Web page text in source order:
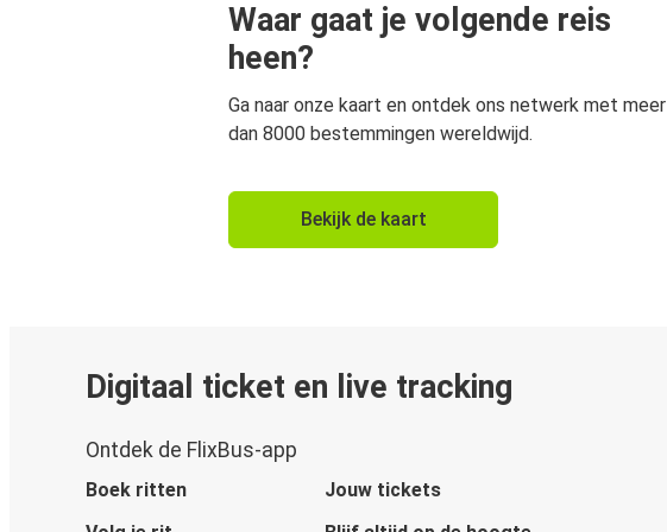
Waar gaat je volgende reis
heen?
Ga naar onze kaart en ontdek ons netwerk met meer
dan 8000 bestemmingen wereldwijd.
Bekijk de kaart
Digitaal ticket en live tracking
Ontdek de FlixBus-app
Boek ritten
Jouw tickets